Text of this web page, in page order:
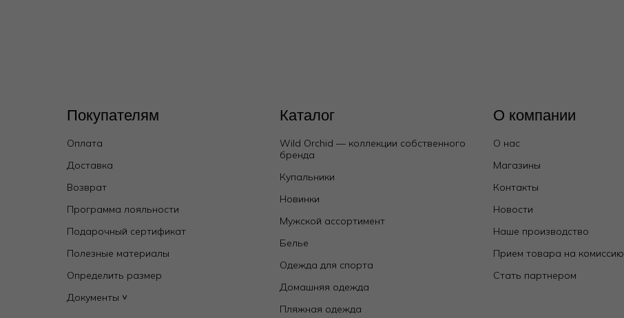
Покупателям
Оплата
Доставка
Возврат
Программа лояльности
Подарочный сертификат
Полезные материалы
Определить размер
Документы ˅
Каталог
Wild Orchid — коллекции собственного
бренда
Купальники
Новинки
Мужской ассортимент
Белье
Одежда для спорта
Домашняя одежда
Пляжная одежда
О компании
О нас
Магазины
Контакты
Новости
Наше производство
Прием товара на комиссию
Стать партнером